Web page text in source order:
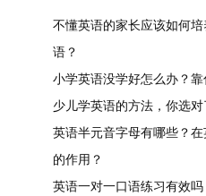
不懂英语的家长应该如何
语？
小学英语没学好怎么办？靠
少儿学英语的方法，你选对
英语半元音字母有哪些？
的作用？
英语一对一口语练习有效吗